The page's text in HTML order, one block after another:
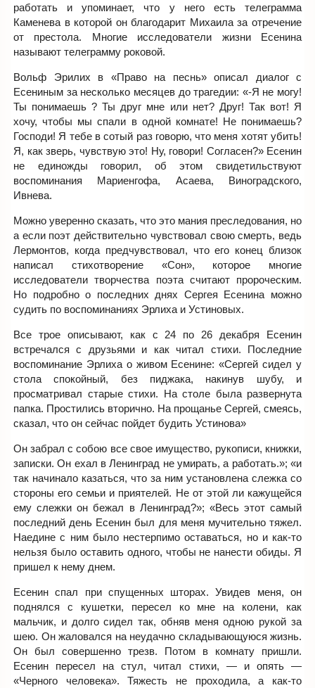
работать и упоминает, что у него есть телеграмма
Каменева в которой он благодарит Михаила за отречение
от престола. Многие исследователи жизни Есенина
называют телеграмму роковой.
Вольф Эрилих в «Право на песнь» описал диалог с
Есениным за несколько месяцев до трагедии: «-Я не могу!
Ты понимаешь ? Ты друг мне или нет? Друг! Так вот! Я
хочу, чтобы мы спали в одной комнате! Не понимаешь?
Господи! Я тебе в сотый раз говорю, что меня хотят убить!
Я, как зверь, чувствую это! Ну, говори! Согласен?» Есенин
не единожды говорил, об этом свидетильствуют
воспоминания Мариенгофа, Асаева, Виноградского,
Ивнева.
Можно уверенно сказать, что это мания преследования, но
а если поэт действительно чувствовал свою смерть, ведь
Лермонтов, когда предчувствовал, что его конец близок
написал стихотворение «Сон», которое многие
исследователи творчества поэта считают пророческим.
Но подробно о последних днях Сергея Есенина можно
судить по воспоминаниях Эрлиха и Устиновых.
Все трое описывают, как с 24 по 26 декабря Есенин
встречался с друзьями и как читал стихи. Последние
воспоминание Эрлиха о живом Есенине: «Сергей сидел у
стола спокойный, без пиджака, накинув шубу, и
просматривал старые стихи. На столе была развернута
папка. Простились вторично. На прощанье Сергей, смеясь,
сказал, что он сейчас пойдет будить Устинова»
Он забрал с собою все свое имущество, рукописи, книжки,
записки. Он ехал в Ленинград не умирать, а работать.»; «и
так начинало казаться, что за ним установлена слежка со
стороны его семьи и приятелей. Не от этой ли кажущейся
ему слежки он бежал в Ленинград?»; «Весь этот самый
последний день Есенин был для меня мучительно тяжел.
Наедине с ним было нестерпимо оставаться, но и как-то
нельзя было оставить одного, чтобы не нанести обиды. Я
пришел к нему днем.
Есенин спал при спущенных шторах. Увидев меня, он
поднялся с кушетки, пересел ко мне на колени, как
мальчик, и долго сидел так, обняв меня одною рукой за
шею. Он жаловался на неудачно складывающуюся жизнь.
Он был совершенно трезв. Потом в комнату пришли.
Есенин пересел на стул, читал стихи, — и опять —
«Черного человека». Тяжесть не проходила, а как-то